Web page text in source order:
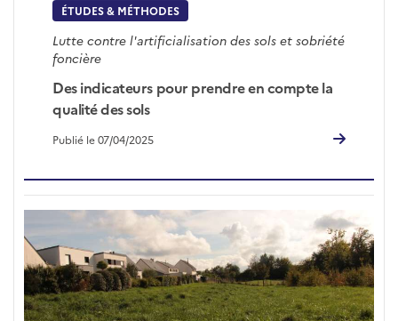
ÉTUDES & MÉTHODES
Lutte contre l'artificialisation des sols et sobriété
foncière
Des indicateurs pour prendre en compte la
qualité des sols
Publié le 07/04/2025